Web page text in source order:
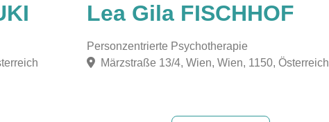
Lea Gila FISCHHOF
Personzentrierte Psychotherapie
Märzstraße 13/4, Wien, Wien, 1150, Österreich